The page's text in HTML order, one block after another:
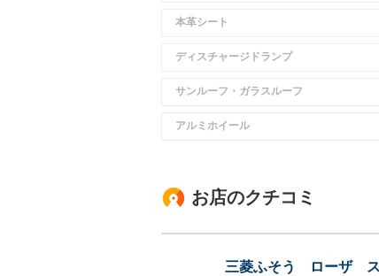
本革シート
ディスチャージドランプ
サンルーフ・ガラスルーフ
アルミホイール
お店のクチコミ
三菱ふそう ローザ ス